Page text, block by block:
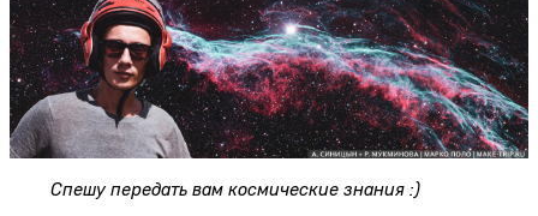
Спешу передать вам космические знания :)